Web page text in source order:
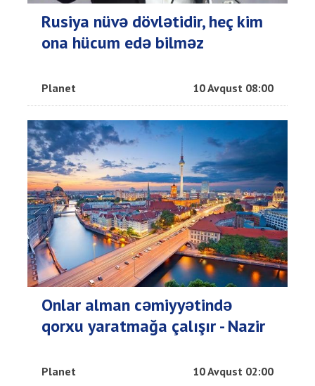
Rusiya nüvə dövlətidir, heç kim
ona hücum edə bilməz
Planet 10 Avqust 08:00
Onlar alman cəmiyyətində
qorxu yaratmağa çalışır - Nazir
Planet 10 Avqust 02:00